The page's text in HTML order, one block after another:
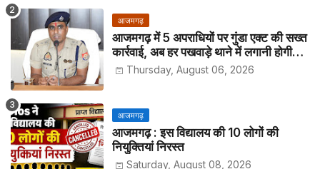
आजमगढ़
आजमगढ़ में 5 अपराधियों पर गुंडा एक्ट की सख्त
कार्रवाई, अब हर पखवाड़े थाने में लगानी होगी
हाजिरीThursday, August 06, 2026
आजमगढ़
आजमगढ़ : इस विद्यालय की 10 लोगों की
नियुक्तियां निरस्त
Saturday, August 08, 2026